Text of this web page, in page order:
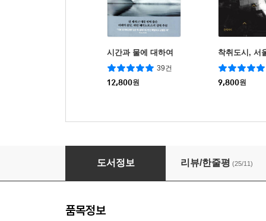
시간과 물에 대하여
39건
12,800원
착취도시, 서
9,800원
작가의 마감
도서정보 리뷰/한줄평 (25/11)
품목정보